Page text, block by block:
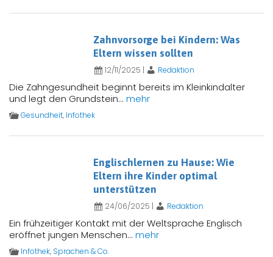
Zahnvorsorge bei Kindern: Was
Eltern wissen sollten
12/11/2025 | Redaktion
Die Zahngesundheit beginnt bereits im Kleinkindalter
und legt den Grundstein... mehr
Gesundheit, Infothek
Englischlernen zu Hause: Wie
Eltern ihre Kinder optimal
unterstützen
24/06/2025 | Redaktion
Ein frühzeitiger Kontakt mit der Weltsprache Englisch
eröffnet jungen Menschen... mehr
Infothek, Sprachen & Co.